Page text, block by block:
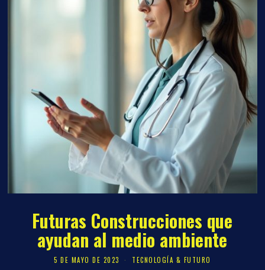
Futuras Construcciones que
ayudan al medio ambiente
5 DE MAYO DE 2023 TECNOLOGÍA & FUTURO